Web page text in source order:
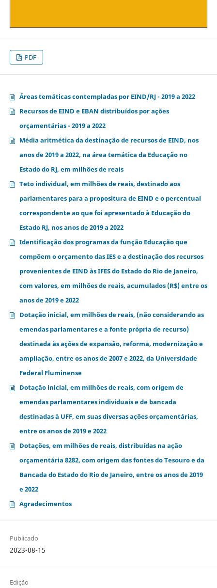
PDF
Áreas temáticas contempladas por EIND/RJ - 2019 a 2022
Recursos de EIND e EBAN distribuídos por ações
orçamentárias - 2019 a 2022
Média aritmética da destinação de recursos de EIND, nos
anos de 2019 a 2022, na área temática da Educação no
Estado do RJ, em milhões de reais
Teto individual, em milhões de reais, destinado aos
parlamentares para a propositura de EIND e o percentual
correspondente ao que foi apresentado à Educação do
Estado RJ, nos anos de 2019 a 2022
Identificação dos programas da função Educação que
compõem o orçamento das IES e a destinação dos recursos
provenientes de EIND às IFES do Estado do Rio de Janeiro,
com valores, em milhões de reais, acumulados (R$) entre os
anos de 2019 e 2022
Dotação inicial, em milhões de reais, (não considerando as
emendas parlamentares e a fonte própria de recurso)
destinada às ações de expansão, reforma, modernização e
ampliação, entre os anos de 2007 e 2022, da Universidade
Federal Fluminense
Dotação inicial, em milhões de reais, com origem de
emendas parlamentares individuais e de bancada
destinadas à UFF, em suas diversas ações orçamentárias,
entre os anos de 2019 e 2022
Dotações, em milhões de reais, distribuídas na ação
orçamentária 8282, com origem das fontes do Tesouro e da
Bancada do Estado do Rio de Janeiro, entre os anos de 2019
e 2022
Agradecimentos
Publicado
2023-08-15
Edição